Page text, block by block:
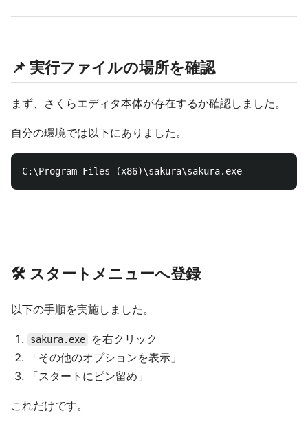
📌 実行ファイルの場所を確認
まず、さくらエディタ本体が存在するか確認しました。
自分の環境では以下にありました。
🛠️ スタートメニューへ登録
以下の手順を実施しました。
sakura.exe
を右クリック
「その他のオプションを表示」
「スタートにピン留め」
これだけです。